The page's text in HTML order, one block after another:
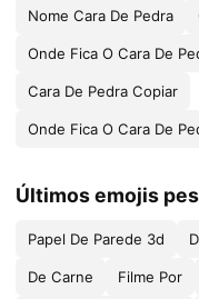
Nome Cara De Pedra
Onde Fica O Cara De
Cara De Pedra Copiar
Onde Fica O Cara De
Últimos emojis
Papel De Parede 3d
De Carne Filme Por